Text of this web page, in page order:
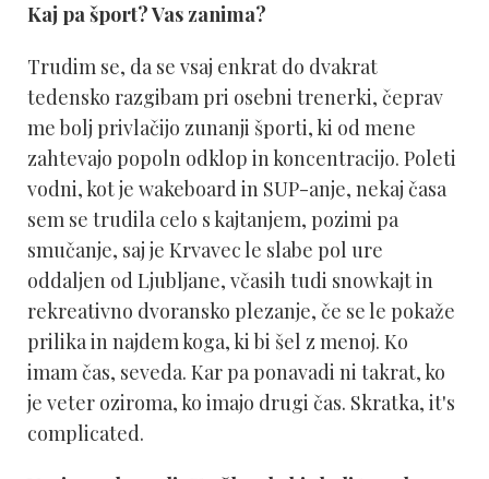
Kaj pa šport? Vas zanima?
Trudim se, da se vsaj enkrat do dvakrat
tedensko razgibam pri osebni trenerki, čeprav
me bolj privlačijo zunanji športi, ki od mene
zahtevajo popoln odklop in koncentracijo. Poleti
vodni, kot je wakeboard in SUP-anje, nekaj časa
sem se trudila celo s kajtanjem, pozimi pa
smučanje, saj je Krvavec le slabe pol ure
oddaljen od Ljubljane, včasih tudi snowkajt in
rekreativno dvoransko plezanje, če se le pokaže
prilika in najdem koga, ki bi šel z menoj. Ko
imam čas, seveda. Kar pa ponavadi ni takrat, ko
je veter oziroma, ko imajo drugi čas. Skratka, it's
complicated.